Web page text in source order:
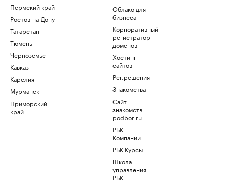
Пермский край
Ростов-на-Дону
Татарстан
Тюмень
Черноземье
Кавказ
Карелия
Мурманск
Приморский
край
Облако для
бизнеса
Корпоративный
регистратор
доменов
Хостинг
сайтов
Рег.решения
Знакомства
Сайт
знакомств
podbor.ru
РБК
Компании
РБК Курсы
Школа
управления
РБК